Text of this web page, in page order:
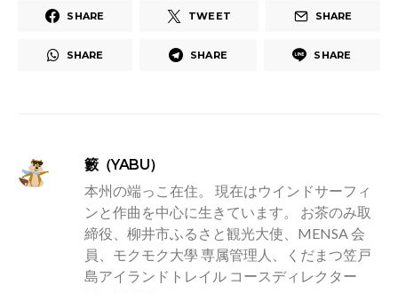
SHARE TWEET SHARE
SHARE SHARE SHARE
籔（YABU）
本州の端っこ在住。 現在はウインドサーフィ
ンと作曲を中心に生きています。 お茶のみ取
締役、柳井市ふるさと観光大使、MENSA 会
員、モクモク大學 専属管理人、くだまつ笠戸
島アイランドトレイル コースディレクター